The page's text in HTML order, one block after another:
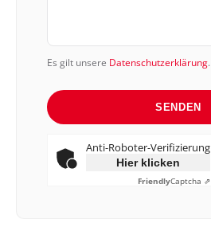
Es gilt unsere Datenschutzerklärung.
SENDEN
Anti-Roboter-Verifizierung
Hier klicken
FriendlyCaptcha ⇗